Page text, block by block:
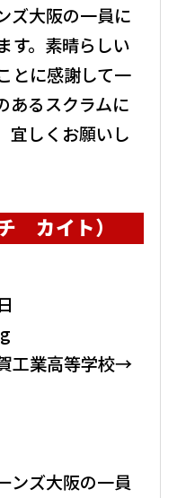
ズ大阪の一員に
す。素晴らしい
とに感謝して一
あるスクラムに
宜しくお願いし
カイト）
工業高等学校→
ンズ大阪の一員